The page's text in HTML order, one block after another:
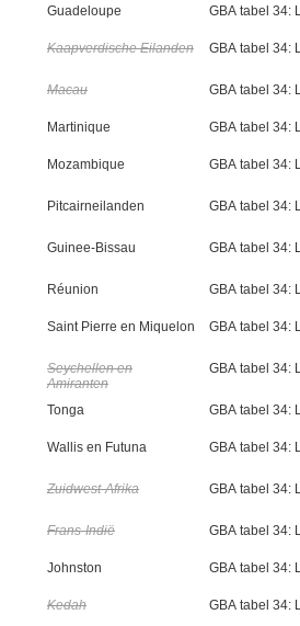
Guadeloupe GBA tabel 34:
Kaapverdische Eilanden GBA tabel 34:
Macau GBA tabel 34:
Martinique GBA tabel 34:
Mozambique GBA tabel 34:
Pitcairneilanden GBA tabel 34:
Guinee-Bissau GBA tabel 34:
Réunion GBA tabel 34:
Saint Pierre en Miquelon GBA tabel 34:
Seychellen en
Amiranten
GBA tabel 34:
Tonga GBA tabel 34:
Wallis en Futuna GBA tabel 34:
Zuidwest-Afrika GBA tabel 34:
Frans-Indië GBA tabel 34:
Johnston GBA tabel 34:
Kedah GBA tabel 34: